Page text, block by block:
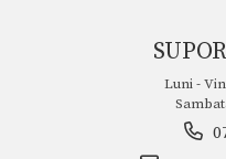
Luni -